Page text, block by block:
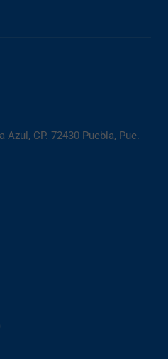
CP. 72430 Puebla, Pue.